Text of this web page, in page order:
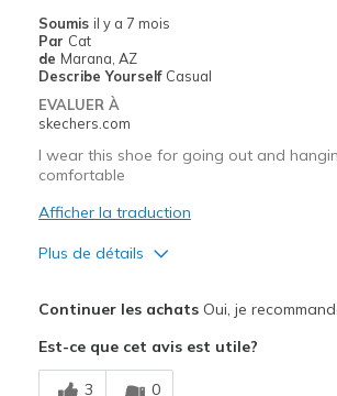
Width
Sizing
Feels true to size
View On Shoes
Soumis il y a 7 mois
Par Cat
de Marana, AZ
Describe Yourself Casual
EVALUER À
skechers.com
I wear this shoe for going out and
comfortable
Afficher la traduction
Plus de détails
Breathe Well
Continuer les achatsOui, je
Est-ce que cet avis est utile?
3 0